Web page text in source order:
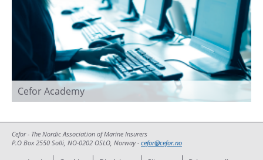
Cefor Academy
Cefor - The Nordic Association of Marine Insurers
P.O Box 2550 Solli, NO-0202 OSLO, Norway - cefor@cefor.no